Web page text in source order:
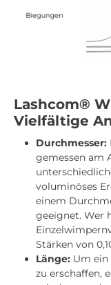
Lashcom®
Vielfältige
Durchmesser:
gemessen am
voluminöses
einem
geeignet. Wer
Stärken von
Länge: Um ein
zu erschaffen,